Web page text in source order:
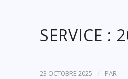
SERVICE :
23 OCTOBRE 2025 / PAR